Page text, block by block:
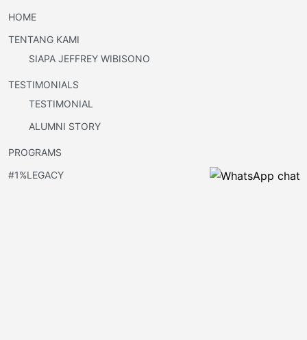
HOME
TENTANG KAMI
SIAPA JEFFREY WIBISONO
TESTIMONIALS
TESTIMONIAL
ALUMNI STORY
PROGRAMS
#1%LEGACY